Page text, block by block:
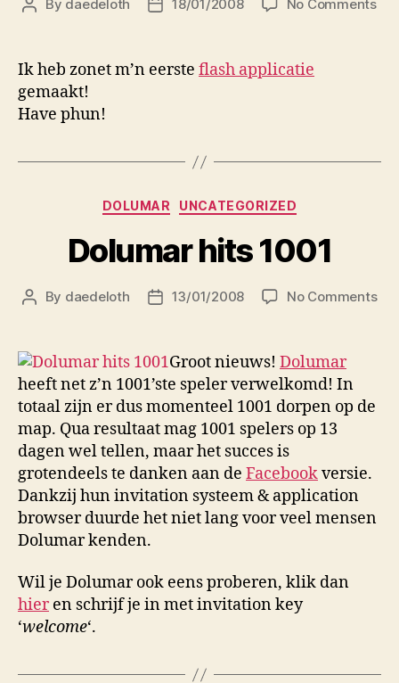
Post
By daedeloth
Post18/01/2008 No Comments
Ik heb zonet m’n eerste flash applicatie
gemaakt!
Have phun!
Categories
DOLUMAR UNCATEGORIZED
Dolumar hits 1001
Post
By daedeloth
Post13/01/2008 No Commentson
Groot nieuws! Dolumar
heeft net z’n 1001’ste speler verwelkomd! In
totaal zijn er dus momenteel 1001 dorpen op de
map. Qua resultaat mag 1001 spelers op 13
dagen wel tellen, maar het succes is
grotendeels te danken aan de Facebookversie.
Dankzij hun invitation systeem & application
browser duurde het niet lang voor veel mensen
Dolumar kenden.
Wil je Dolumar ook eens proberen, klik dan
hieren schrijf je in met invitation key
‘welcome‘.